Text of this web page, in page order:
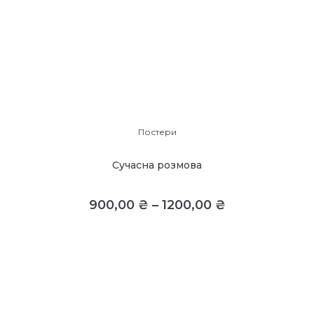
Постери
Сучасна розмова
900,00 ₴ – 1200,00 ₴